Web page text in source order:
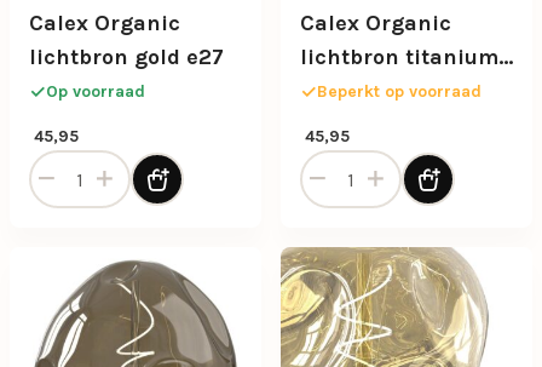
Calex Organic
lichtbron gold e27
Op voorraad
45,95
Calex Organic lichtbron gold e27 aantal
Calex Organic
lichtbron titanium
6w e27
Beperkt op voorraad
45,95
Calex Organic lichtbron